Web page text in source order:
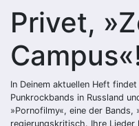
Privet,
In Deinem aktuellen Heft
Punkrockbands in Russland
»Pornofilmy«, eine der
regierungskritisch. Ihre Lieder